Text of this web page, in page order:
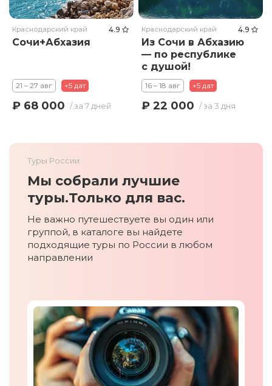
Краснодарский край 4.9
Сочи+Абхазия
21 – 27 авг +5 дат
₽ 68 000 / за 7 дней
Краснодарский край 4.9
Из Сочи в Абхазию
— по республике
с душой!
16 – 18 авг +5 дат
₽ 22 000 / за 3 дня
Туры России
Мы собрали лучшие
туры.Только для вас.
Не важно путешествуете вы один или
группой, в каталоге вы найдете
подходящие туры по России в любом
направлении